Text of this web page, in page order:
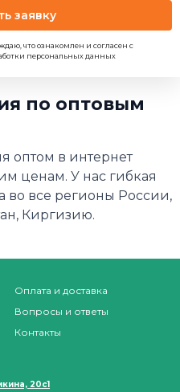
заявку
что ознакомлен и согласен с
персональных данных
по оптовым
оптом в интернет
ценам. У нас гибкая
во все регионы России,
Киргизию.
Оплата и доставка
Вопросы и ответы
Контакты
20с1